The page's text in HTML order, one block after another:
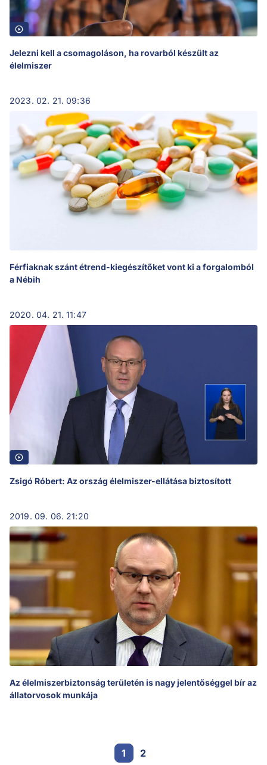
Jelezni kell a csomagoláson, ha rovarból készült az
élelmiszer
2023. 02. 21. 09:36
Férfiaknak szánt étrend-kiegészítőket vont ki a forgalomból
a Nébih
2020. 04. 21. 11:47
Zsigó Róbert: Az ország élelmiszer-ellátása biztosított
2019. 09. 06. 21:20
Az élelmiszerbiztonság területén is nagy jelentőséggel bír az
állatorvosok munkája
1 2